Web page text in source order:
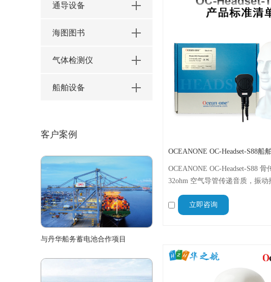
OCEANONE OC-Headset-S88 骨
32ohm 空气导管传递音质，振动
降噪）；4.2mm 阻燃直线（
量化，-25 至 63℃工作，适配海
通信清晰无干扰
立即咨询
通导设备
海图图书
气体检测仪
船舶设备
客户案例
与丹华船务蓄电池合作项目